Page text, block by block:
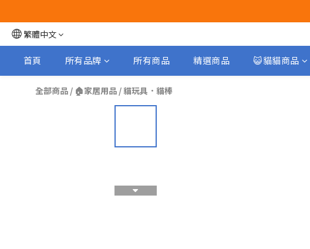
繁體中文
首頁 所有品牌 所有商品 精選商品 😺貓貓商品
全部商品 / 🏠家居用品 /貓玩具．貓棒